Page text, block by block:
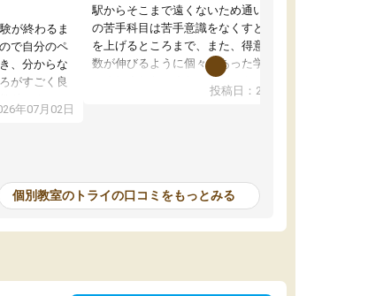
が終わるま
で自分のペ
、分からな
がすごく良
科によって
わかりやす
他の先生が
質問できる
年07月02日
駅からそこまで遠くないため通いやすく、自分
の苦手科目は苦手意識をなくすところから成績
を上げるところまで、また、得意科目はより点
数が伸びるように個々にあった学習方法で教え
てくれました。また、個別にやってくれること
でわからないところをすぐに質問することがで
した。
投稿日：2026年06月19日
個別教室のトライの口コミをもっとみる